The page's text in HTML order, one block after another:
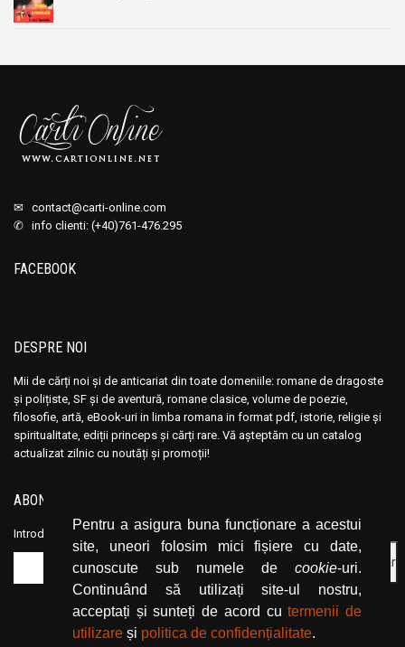
Pentru a asigura buna funcționare a acestui
site, uneori folosim mici fișiere cu date,
cunoscute sub numele de cookie-uri.
Continuând să utilizați site-ul nostru,
acceptați și sunteți de acord cutermenii de
utilizare și politica de confidențialitate.
✉ contact@carti-online.com
✆ info clienti: (+40)761-476.295
FACEBOOK
DESPRE NOI
Mii de cărți noi și de anticariat din toate domeniile: romane de dragoste
și polițiste, SF și de aventură, romane clasice, volume de poezie,
filosofie, artă, eBook-uri in limba romana in format pdf, istorie, religie și
spiritualitate, ediții princeps și cărți rare. Vă așteptăm cu un catalog
actualizat zilnic cu noutăți și promoții!
ABONEAZĂ-TE LA NEWSLETTER
Introduceți adresa dvs. de email și dați click pe butonul de abonare.